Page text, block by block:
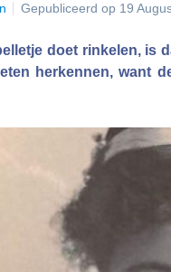
Gepubliceerd op 19
doet rinkelen, is
herkennen, want